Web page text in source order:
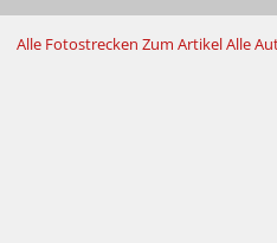
Alle Fotostrecken Zum ArtikelAlle